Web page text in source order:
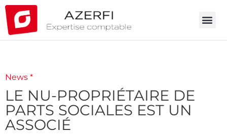
News *
LE NU-PROPRIÉTAIRE DE
PARTS SOCIALES EST UN
ASSOCIÉ